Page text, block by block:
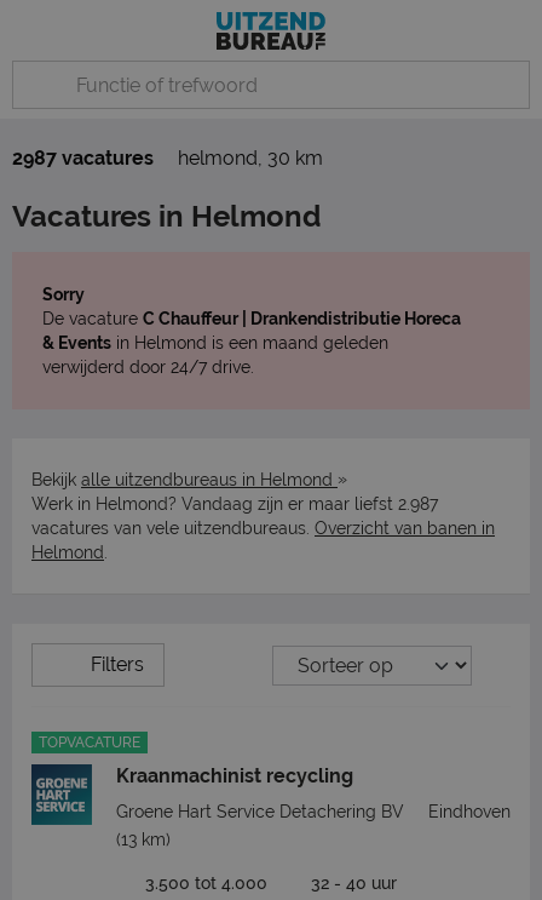
2987 vacatures helmond, 30 km
Vacatures in Helmond
Sorry
De vacature C Chauffeur | Drankendistributie Horeca
& Events in Helmond is een maand geleden
verwijderd door 24/7 drive.
Bekijk alle uitzendbureaus in Helmond »
Werk in Helmond? Vandaag zijn er maar liefst 2.987
vacatures van vele uitzendbureaus. Overzicht van banen in
Helmond
Filters
TOPVACATURE
Kraanmachinist recycling
Groene Hart Service Detachering BV
Eindhoven
(13 km)
3.500 tot 4.000 32 - 40 uur